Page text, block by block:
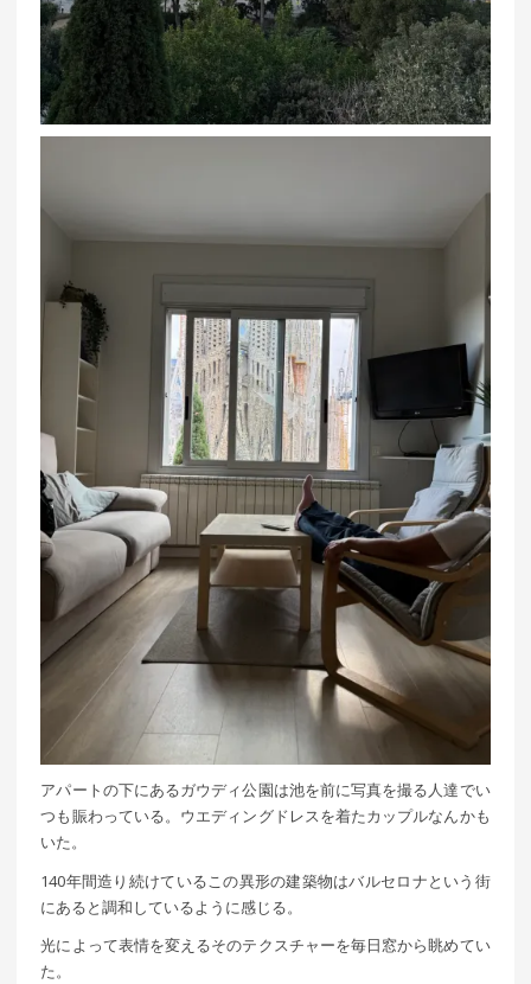
アパートの下にあるガウディ公園は池を前に写真を撮る人達でい
つも賑わっている。ウエディングドレスを着たカップルなんかも
いた。
140年間造り続けているこの異形の建築物はバルセロナという街
にあると調和しているように感じる。
光によって表情を変えるそのテクスチャーを毎日窓から眺めてい
た。